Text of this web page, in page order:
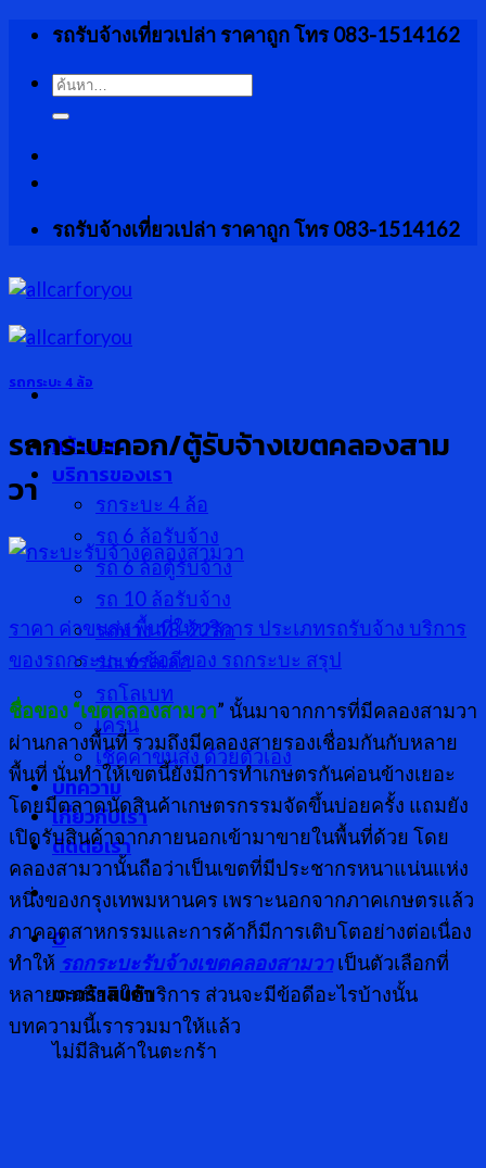
Skip
content
รถรับจ้างเที่ยวเปล่า ราคาถูก โทร 083-1514162
ค้นหา:
รถรับจ้างเที่ยวเปล่า ราคาถูก โทร 083-1514162
หน้าแรก
บริการของเรา
รกระบะ 4 ล้อ
รถ 6 ล้อรับจ้าง
รถ 6 ล้อตู้รับจ้าง
รถ 10 ล้อรับจ้าง
รถพ่วง 18-22ล้อ
รถเทรลเลอ
รถโลเบท
เครน
เช็คค่าขนส่ง ด้วยตัวเอง
บทความ
เกี่ยวกับเรา
ติดต่อเรา
0
ตะกร้าสินค้า
ไม่มีสินค้าในตะกร้า
รถกระบะ 4 ล้อ
รถกระบะคอก/ตู้รับจ้างเขตคลองสาม
วา
ราคา ค่าขนส่งพื้นที่ให้บริการ ประเภทรถรับจ้าง บริการ
ของรถกระบะ6 ข้อดีของ รถกระบะ สรุป
ชื่อของ “เขตคลองสามวา” นั้นมาจากการที่มีคลองสามวา
ผ่านกลางพื้นที่ รวมถึงมีคลองสายรองเชื่อมกันกับหลาย
พื้นที่ นั่นทำให้เขตนี้ยังมีการทำเกษตรกันค่อนข้างเยอะ
โดยมีตลาดนัดสินค้าเกษตรกรรมจัดขึ้นบ่อยครั้ง แถมยัง
เปิดรับสินค้าจากภายนอกเข้ามาขายในพื้นที่ด้วย โดย
คลองสามวานั้นถือว่าเป็นเขตที่มีประชากรหนาแน่นแห่ง
หนึ่งของกรุงเทพมหานคร เพราะนอกจากภาคเกษตรแล้ว
ภาคอุตสาหกรรมและการค้าก็มีการเติบโตอย่างต่อเนื่อง
ทำให้ รถกระบะรับจ้างเขตคลองสามวาเป็นตัวเลือกที่
หลายคนนิยมใช้บริการ ส่วนจะมีข้อดีอะไรบ้างนั้น
บทความนี้เรารวมมาให้แล้ว